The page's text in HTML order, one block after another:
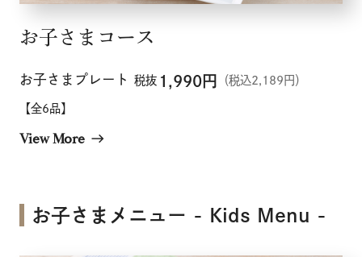
お子さまコース
お子さまプレート 税抜 1,990円 （税込2,189円）
【全6品】
View More east
お子さまメニュー - Kids Menu -